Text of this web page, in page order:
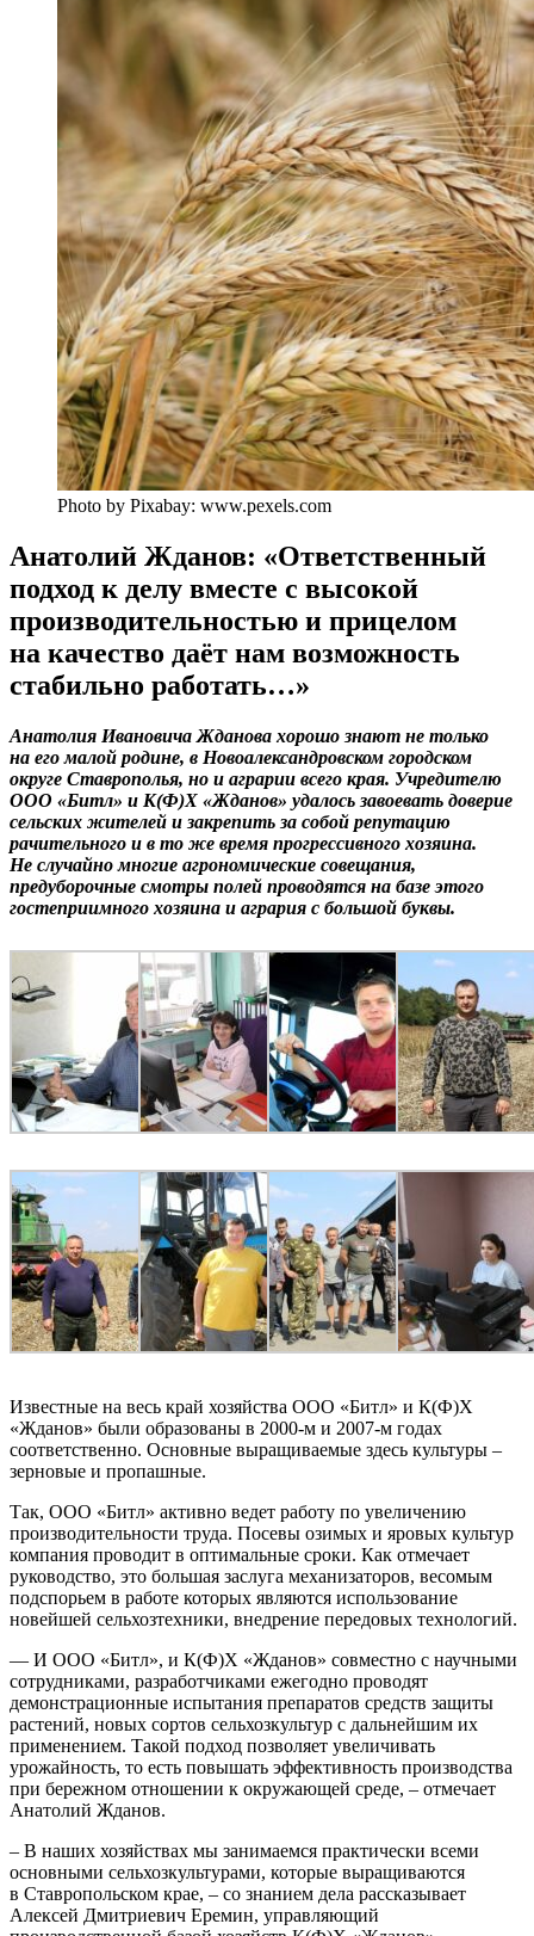
Photo by Pixabay: www.pexels.com
Анатолий Жданов: «Ответственный
подход к делу вместе с высокой
производительностью и прицелом
на качество даёт нам возможность
стабильно работать…»
Анатолия Ивановича Жданова хорошо знают не только
на его малой родине, в Новоалександровском городском
округе Ставрополья, но и аграрии всего края. Учредителю
ООО «Битл» и К(Ф)Х «Жданов» удалось завоевать доверие
сельских жителей и закрепить за собой репутацию
рачительного и в то же время прогрессивного хозяина.
Не случайно многие агрономические совещания,
предуборочные смотры полей проводятся на базе этого
гостеприимного хозяина и агрария с большой буквы.
Известные на весь край хозяйства ООО «Битл» и К(Ф)Х
«Жда­­­нов» были образованы в 2000‑м и 2007‑м годах
соответственно. Основные выращиваемые здесь культуры – ​
зерновые и пропашные.
Так, ООО «Битл» активно ведет работу по увеличению
производительности труда. Посевы озимых и яровых культур
компания проводит в оптимальные сроки. Как отмечает
руководство, это большая заслуга механизаторов, весомым
подспорьем в работе которых являются использование
новейшей сельхозтехники, внедрение передовых технологий.
— И ООО «Битл», и К(Ф)Х «Жданов» совместно с научными
сотрудниками, разработчиками ежегодно проводят
демонстрационные испытания препаратов средств защиты
растений, новых сортов сельхозкультур с дальнейшим их
применением. Такой подход позволяет увеличивать
урожайность, то есть повышать эффективность производства
при бережном отношении к окружающей среде, – ​отмечает
Анатолий Жданов.
– ​В наших хозяйствах мы занимаемся практически всеми
основными сельхозкультурами, которые выращиваются
в Ставропольском крае, – ​со знанием дела рассказывает
Алексей Дмитриевич Еремин, управляющий